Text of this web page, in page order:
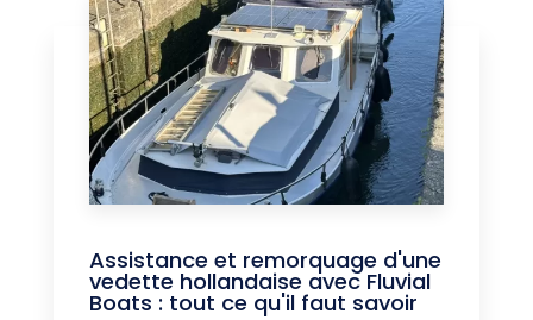
Assistance et remorquage d'une
vedette hollandaise avec Fluvial
Boats : tout ce qu'il faut savoir